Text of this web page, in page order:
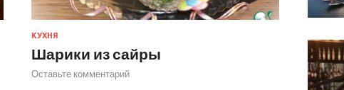
КУХНЯ
Шарики из сайры
Оставьте комментарий